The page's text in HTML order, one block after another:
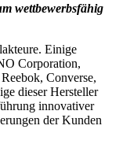
wettbewerbsfähig
Einige
Corporation,
Converse,
dieser Hersteller
innovativer
der Kunden